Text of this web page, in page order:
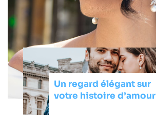
Un regard élégant sur
votre histoire d’amour